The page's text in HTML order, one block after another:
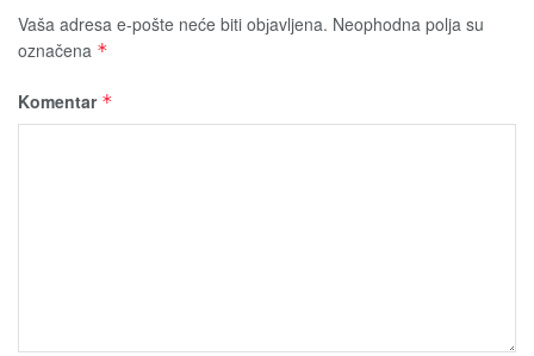
Vaša adresa e-pošte neće biti obјavljena. Neophodna polja su
označena *
Komentar *